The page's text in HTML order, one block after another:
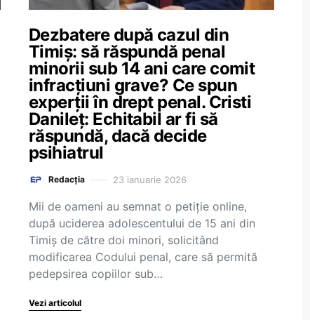
Dezbatere după cazul din
Timiș: să răspundă penal
minorii sub 14 ani care comit
infracțiuni grave? Ce spun
experții în drept penal. Cristi
Danileț: Echitabil ar fi să
răspundă, dacă decide
psihiatrul
Redacția 23 ianuarie 2026
Mii de oameni au semnat o petiție online,
după uciderea adolescentului de 15 ani din
Timiș de către doi minori, solicitând
modificarea Codului penal, care să permită
pedepsirea copiilor sub…
Vezi articolul